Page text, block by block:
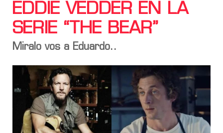
EDDIE VEDDER EN LA
SERIE “THE BEAR”
Miralo vos a Eduardo..